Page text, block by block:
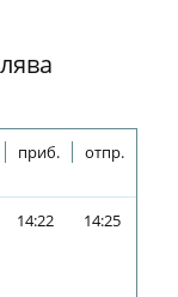
приб. отпр.
14:22 14:25